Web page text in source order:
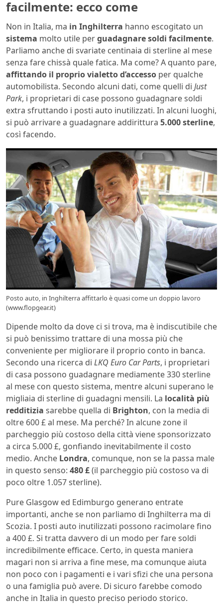
facilmente: ecco come
Non in Italia, ma in Inghilterra hanno escogitato un
sistema molto utile perguadagnare soldi facilmente.
Parliamo anche di svariate centinaia di sterline al mese
senza fare chissà quale fatica. Ma come? A quanto pare,
affittando il proprio vialetto d’accesso per qualche
automobilista. Secondo alcuni dati, come quelli di Just
Park, i proprietari di case possono guadagnare soldi
extra sfruttando i posti auto inutilizzati. In alcuni luoghi,
si può arrivare a guadagnare addirittura 5.000 sterline,
così facendo.
Posto auto, in Inghilterra affittarlo è quasi come un doppio lavoro
(www.flopgear.it)
Dipende molto da dove ci si trova, ma è indiscutibile che
si può benissimo trattare di una mossa più che
conveniente per migliorare il proprio conto in banca.
Secondo una ricerca di LKQ Euro Car Parts, i proprietari
di casa possono guadagnare mediamente 330 sterline
al mese con questo sistema, mentre alcuni superano le
migliaia di sterline di guadagni mensili. La località più
redditizia sarebbe quella di Brighton, con la media di
oltre 600 £ al mese. Ma perché? In alcune zone il
parcheggio più costoso della città viene sponsorizzato
a circa 5.000 £, gonfiando inevitabilmente il costo
medio. Anche Londra, comunque, non se la passa male
in questo senso: 480 £(il parcheggio più costoso va di
poco oltre 1.057 sterline).
Pure Glasgow ed Edimburgo generano entrate
importanti, anche se non parliamo di Inghilterra ma di
Scozia. I posti auto inutilizzati possono racimolare fino
a 400 £. Si tratta davvero di un modo per fare soldi
incredibilmente efficace. Certo, in questa maniera
magari non si arriva a fine mese, ma comunque aiuta
non poco con i pagamenti e i vari sfizi che una persona
o una famiglia può avere. Di sicuro farebbe comodo
anche in Italia in questo preciso periodo storico.